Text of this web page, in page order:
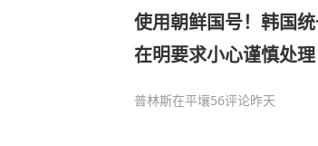
使用朝鲜国号！韩国
在明要求小心谨慎处理
普林斯在平壤56评论昨天